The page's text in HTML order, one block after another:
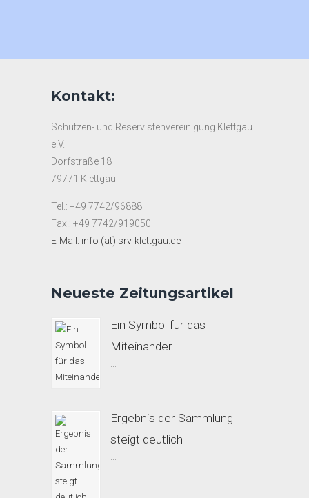
Kontakt:
Schützen- und Reservistenvereinigung Klettgau
e.V.
Dorfstraße 18
79771 Klettgau
Tel.: +49 7742/96888
Fax.: +49 7742/919050
E-Mail: info (at) srv-klettgau.de
Neueste Zeitungsartikel
Ein Symbol für das
Miteinander
Ergebnis der Sammlung
steigt deutlich